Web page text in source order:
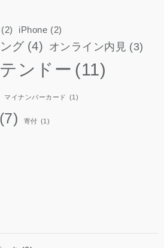
(2) iPhone (2)
グ (4) オンライン内見 (3)
ンドー (11)
マイナンバーカード (1)
(7) 寄付 (1)